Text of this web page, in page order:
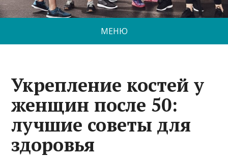
МЕНЮ
Укрепление костей у
женщин после 50:
лучшие советы для
здоровья